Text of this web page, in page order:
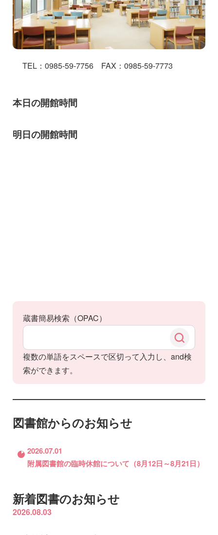
TEL：0985-59-7756 FAX：0985-59-7773
本日の開館時間
明日の開館時間
蔵書簡易検索（OPAC）
検
索
:複数の単語をスペースで区切って入力し、and検
索ができます。
図書館からのお知らせ
2026.07.01
附属図書館の臨時休館について（8月12日～8月21日）
新着図書のお知らせ
2026.08.03